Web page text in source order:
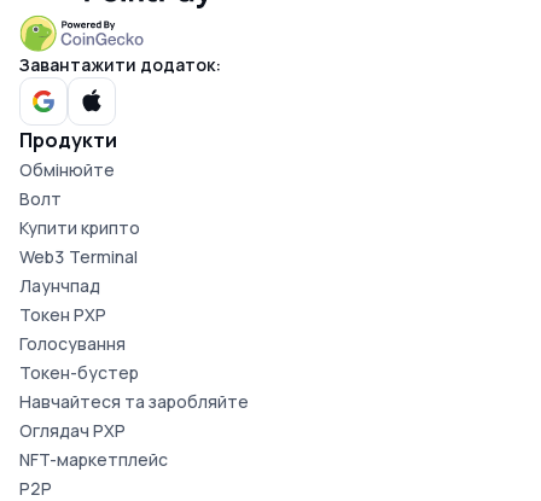
Завантажити додаток:
Продукти
Обмінюйте
Волт
Купити крипто
Web3 Terminal
Лаунчпад
Токен PXP
Голосування
Токен-бустер
Навчайтеся та заробляйте
Оглядач PXP
NFT-маркетплейс
P2P